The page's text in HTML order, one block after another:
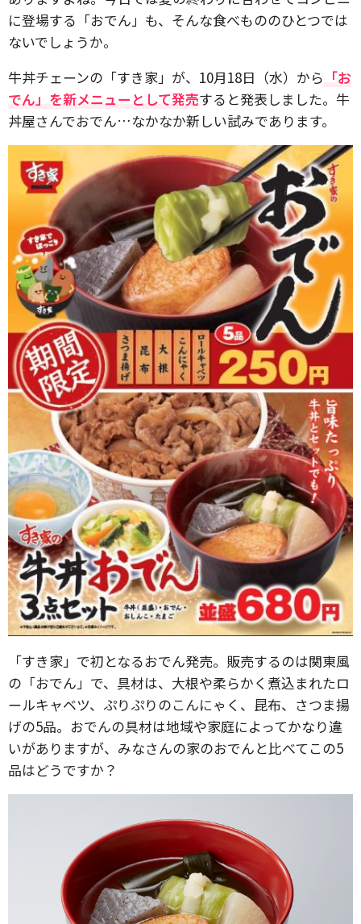
に登場する「おでん」も、そんな食べもののひとつでは
ないでしょうか。
牛丼チェーンの「すき家」が、10月18日（水）から 「お
でん」を新メニューとして発売すると発表しました。牛
丼屋さんでおでん…なかなか新しい試みであります。
「すき家」で初となるおでん発売。販売するのは関東風
の「おでん」で、具材は、大根や柔らかく煮込まれたロ
ールキャベツ、ぷりぷりのこんにゃく、昆布、さつま揚
げの5品。おでんの具材は地域や家庭によってかなり違
いがありますが、みなさんの家のおでんと比べてこの5
品はどうですか？